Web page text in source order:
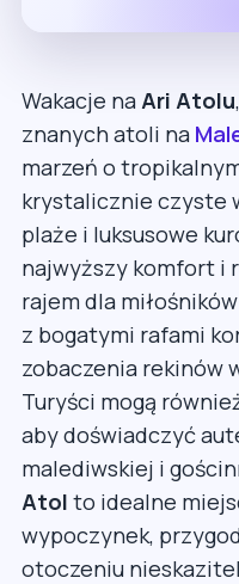
Wakacje naAri Atolu
znanych atoli na
marzeń o
krystalicznie czyste
plaże i luksusowe
najwyższy komfort i
rajem dla
z bogatymi rafami
zobaczenia rekinów
Turyści mogą
aby doświadczyć
malediwskiej i
Atol to idealne
wypoczynek,
otoczeniu